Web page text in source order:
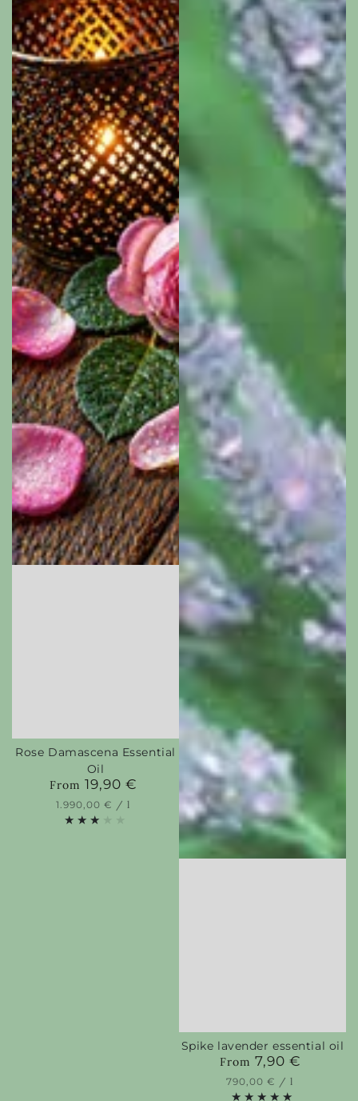
Rose Damascena Essential
Oil
Regular
price
From 19,90 €
Unit
price
1.990,00 € / per
l
Spike lavender essential oil
Regular
price
From 7,90 €
Unit
price
790,00 € / per
l